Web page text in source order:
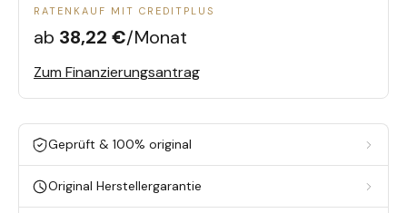
RATENKAUF MIT CREDITPLUS
ab 38,22 €/Monat
Zum Finanzierungsantrag
Geprüft & 100% original
Original Herstellergarantie